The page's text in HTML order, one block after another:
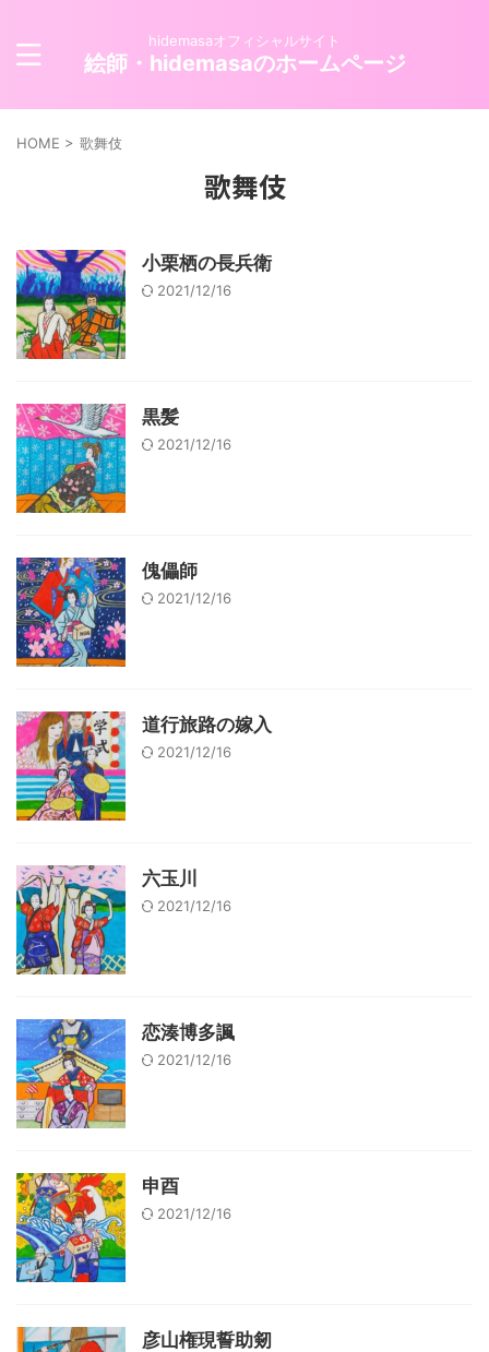
hidemasaオフィシャルサイト
絵師・hidemasaのホームページ
HOME > 歌舞伎
歌舞伎
小栗栖の長兵衛
2021/12/16
黒髪
2021/12/16
傀儡師
2021/12/16
道行旅路の嫁入
2021/12/16
六玉川
2021/12/16
恋湊博多諷
2021/12/16
申酉
2021/12/16
彦山権現誓助剱